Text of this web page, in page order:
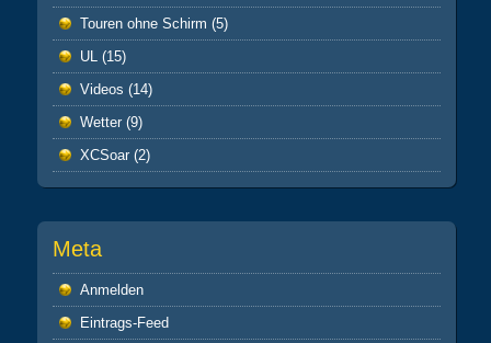
Touren ohne Schirm (5)
UL
(15)
Videos (14)
Wetter(9)
XCSoar(2)
Meta
Anmelden
Eintrags-Feed